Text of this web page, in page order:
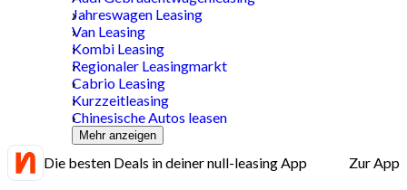
Jahreswagen Leasing
Van Leasing
Kombi Leasing
Regionaler Leasingmarkt
Cabrio Leasing
Kurzzeitleasing
Chinesische Autos leasen
Mehr anzeigen
Die besten Deals in deiner null-leasing App Zur App